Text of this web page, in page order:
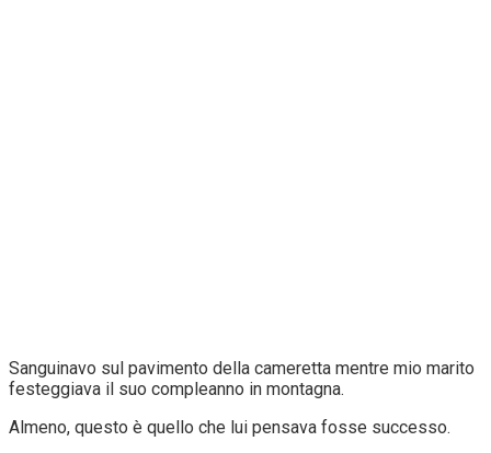
Sanguinavo sul pavimento della cameretta mentre mio marito
festeggiava il suo compleanno in montagna.
Almeno, questo è quello che lui pensava fosse successo.